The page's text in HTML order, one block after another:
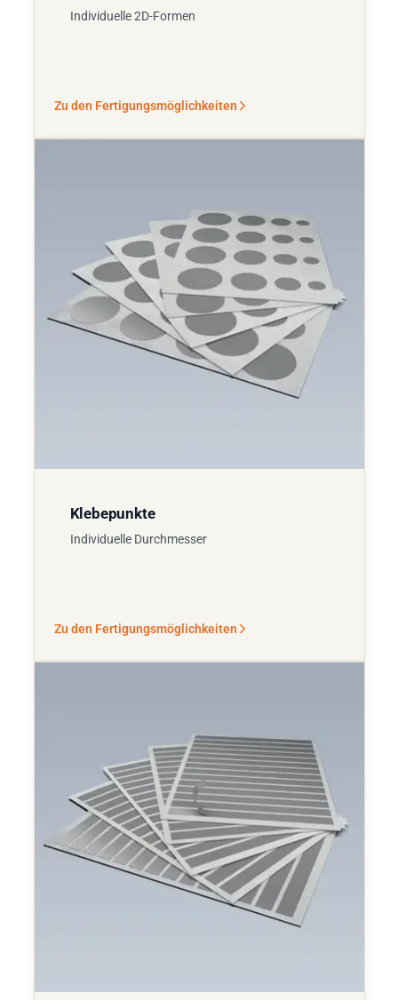
Individuelle 2D-Formen
Zu den Fertigungsmöglichkeiten
Klebepunkte
Individuelle Durchmesser
Zu den Fertigungsmöglichkeiten